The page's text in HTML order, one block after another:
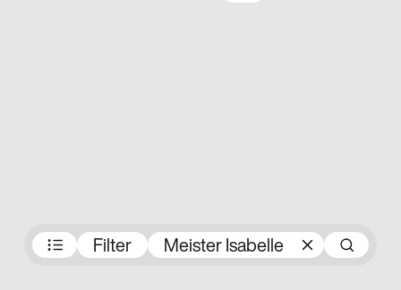
Preisträger:innen
Filter Meister Isabelle